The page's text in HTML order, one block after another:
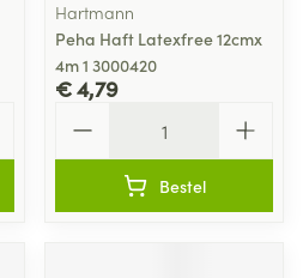
Hartmann
Peha Haft Latexfree 12cmx
4m 1 3000420
€ 4,79
Bestel